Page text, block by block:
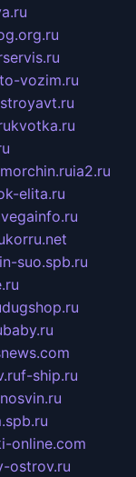
vozim.ru
stroyavt.ru
kvotka.ru
ia2.ru
elita.ru
korru.net
suo.spb.ru
dugshop.ru
f-ship.ru
online.com
ostrov.ru